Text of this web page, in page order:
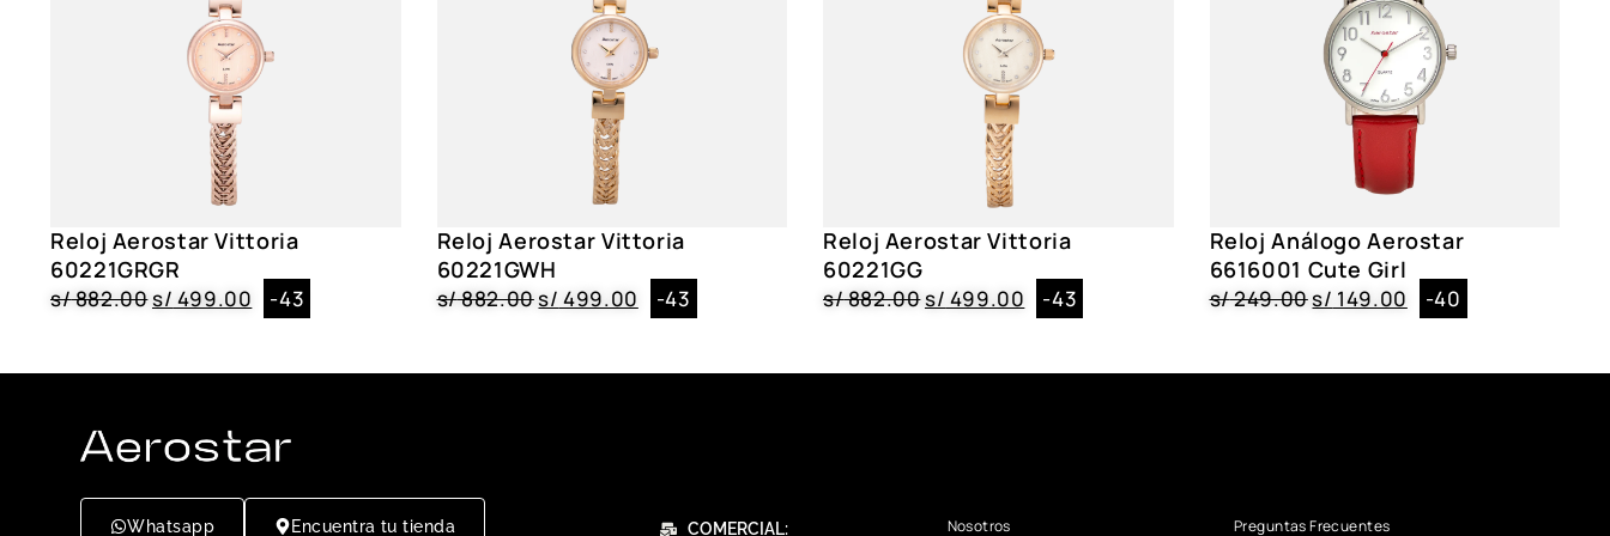
No
3 ATM
Dama
AE60002ASV, AE60002ATG, AE60002ATR, AE60002ARG, AE60002AGD
Reloj Aerostar Vittoria
60221GRGR
s/882.00s/ 499.00 -43
Reloj Aerostar Vittoria
60221GWH
s/882.00s/ 499.00 -43
Reloj Aerostar Vittoria
60221GG
s/882.00s/ 499.00 -43
Reloj Análogo Aerostar
6616001 Cute Girl
s/249.00s/ 149.00 -40
Whatsapp Encuentra tu tienda COMERCIAL:
Nosotros
Preguntas Frecuentes